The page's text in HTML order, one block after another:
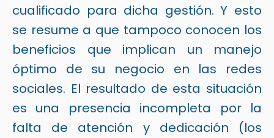
cualificado para dicha gestión. Y esto
se resume a que tampoco conocen los
beneficios que implican un manejo
óptimo de su negocio en las redes
sociales. El resultado de esta situación
es una presencia incompleta por la
falta de atención y dedicación (los